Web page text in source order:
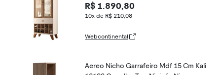
White e Castanho Gran Belo
R$ 1.890,80
10x de R$ 210,08
Webcontinental
Aereo Nicho Garrafeiro Mdf 15 Cm Kali